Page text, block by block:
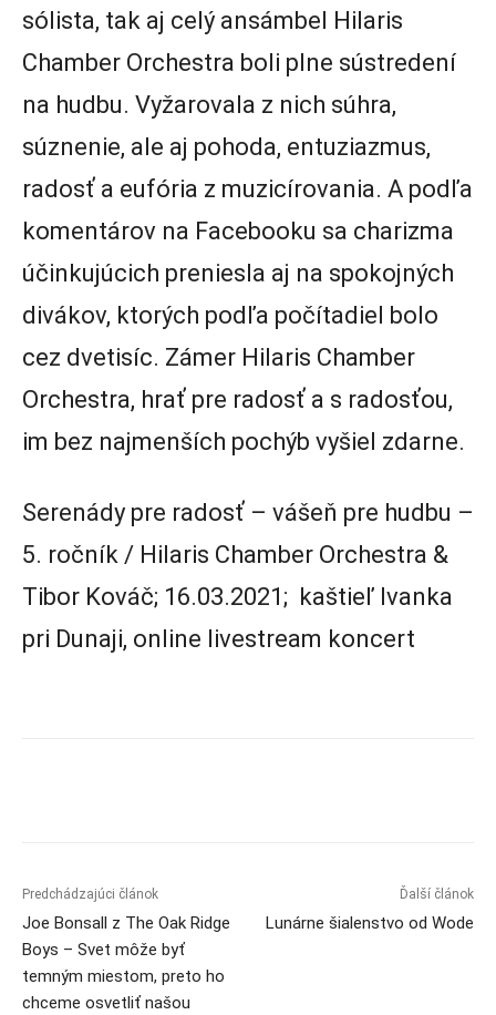
sólista, tak aj celý ansámbel Hilaris
Chamber Orchestra boli plne sústredení
na hudbu. Vyžarovala z nich súhra,
súznenie, ale aj pohoda, entuziazmus,
radosť a eufória z muzicírovania. A podľa
komentárov na Facebooku sa charizma
účinkujúcich preniesla aj na spokojných
divákov, ktorých podľa počítadiel bolo
cez dvetisíc. Zámer Hilaris Chamber
Orchestra, hrať pre radosť a s radosťou,
im bez najmenších pochýb vyšiel zdarne.
Serenády pre radosť – vášeň pre hudbu –
5. ročník / Hilaris Chamber Orchestra &
Tibor Kováč; 16.03.2021; kaštieľ Ivanka
pri Dunaji, online livestream koncert
Predchádzajúci článok
Joe Bonsall z The Oak Ridge
Boys – Svet môže byť
temným miestom, preto ho
chceme osvetliť našou
Ďalší článok
Lunárne šialenstvo od Wode